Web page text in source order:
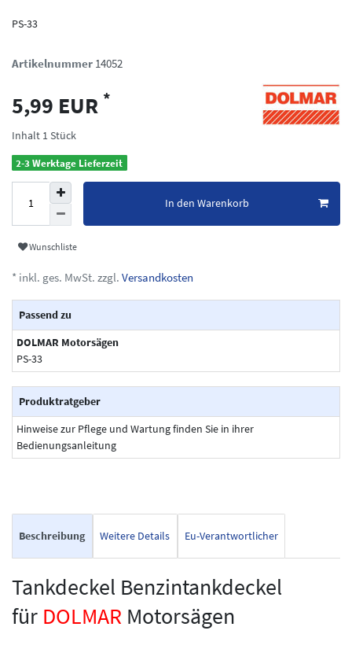
PS-33
Artikelnummer 14052
5,99 EUR *
Inhalt 1 Stück
2-3 Werktage Lieferzeit
In den Warenkorb
Wunschliste
* inkl. ges. MwSt. zzgl. Versandkosten
Passend zu
DOLMAR Motorsägen
PS-33
Produktratgeber
Hinweise zur Pflege und Wartung finden Sie in ihrer
Bedienungsanleitung
Beschreibung Weitere Details Eu-Verantwortlicher
Tankdeckel Benzintankdeckel
für DOLMAR Motorsägen